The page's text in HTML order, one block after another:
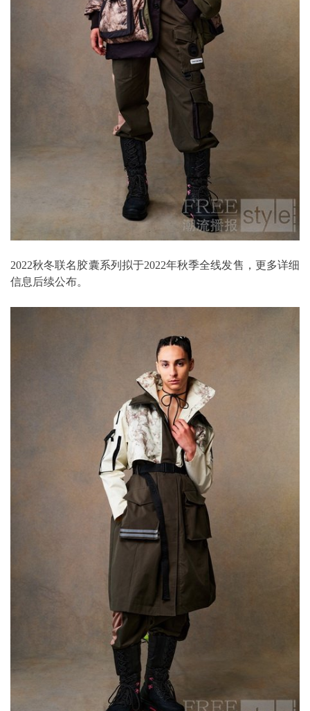
2022秋冬联名胶囊系列拟于2022年秋季全线发售，更多详细
信息后续公布。